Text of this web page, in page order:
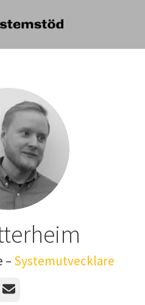
– Systemutvecklare
E-post